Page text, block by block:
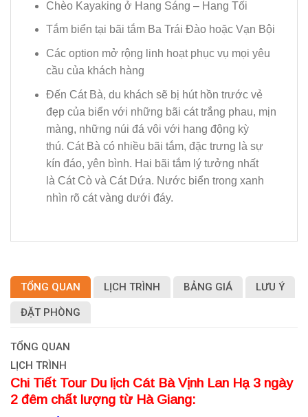
Chèo Kayaking ở Hang Sáng – Hang Tối
Tắm biển tại bãi tắm Ba Trái Đào hoặc Vạn Bội
Các option mở rộng linh hoạt phục vụ mọi yêu
cầu của khách hàng
Đến Cát Bà, du khách sẽ bị hút hồn trước vẻ
đẹp của biển với những bãi cát trắng phau, mịn
màng, những núi đá vôi với hang động kỳ
thú. Cát Bà có nhiều bãi tắm, đặc trưng là sự
kín đáo, yên bình. Hai bãi tắm lý tưởng nhất
là Cát Cò và Cát Dứa. Nước biển trong xanh
nhìn rõ cát vàng dưới đáy.
TỔNG QUAN LỊCH TRÌNH BẢNG GIÁ LƯU Ý
ĐẶT PHÒNG
TỔNG QUAN
LỊCH TRÌNH
Chi Tiết Tour Du lịch Cát Bà Vịnh Lan Hạ 3 ngày
2 đêm chất lượng từ Hà Giang: